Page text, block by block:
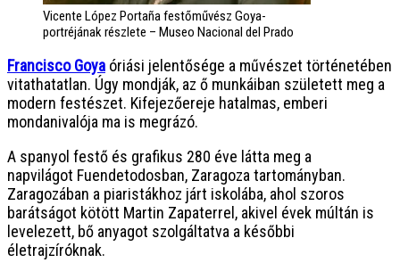
Vicente López Portaña festőművész Goya-
portréjának részlete – Museo Nacional del Prado
Francisco Goya óriási jelentősége a művészet történetében
vitathatatlan. Úgy mondják, az ő munkáiban született meg a
modern festészet. Kifejezőereje hatalmas, emberi
mondanivalója ma is megrázó.
A spanyol festő és grafikus 280 éve látta meg a
napvilágot Fuendetodosban, Zaragoza tartományban.
Zaragozában a piaristákhoz járt iskolába, ahol szoros
barátságot kötött Martin Zapaterrel, akivel évek múltán is
levelezett, bő anyagot szolgáltatva a későbbi
életrajzíróknak.